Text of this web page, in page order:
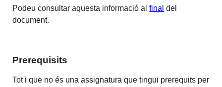
Podeu consultar aquesta informació alfinal del
document.
Prerequisits
Tot i que no és una assignatura que tingui prerequits per